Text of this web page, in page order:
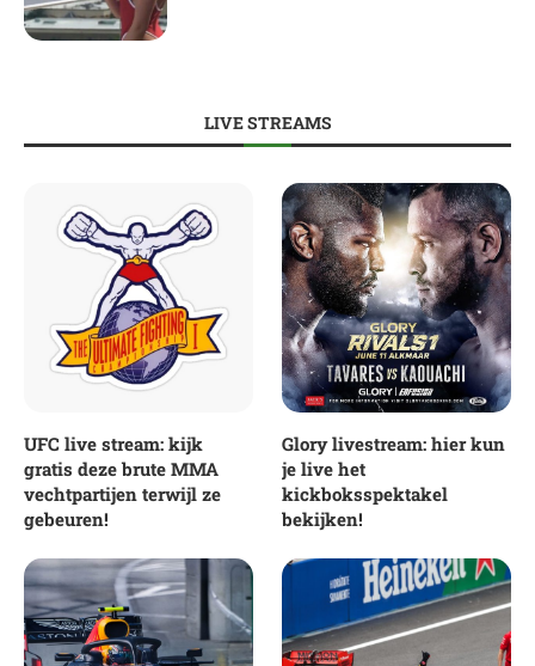
LIVE STREAMS
UFC live stream: kijk
gratis deze brute MMA
vechtpartijen terwijl ze
gebeuren!
Glory livestream: hier kun
je live het
kickboksspektakel
bekijken!